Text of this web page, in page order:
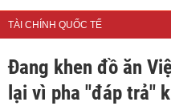
TÀI CHÍNH QUỐC TẾ
Đang khen đồ ăn
lại vì pha "đáp trả"